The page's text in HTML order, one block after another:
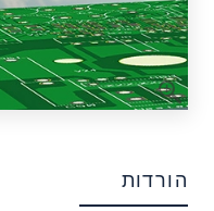
הורדות